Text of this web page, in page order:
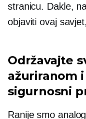
stranicu. Dakle,
objaviti ovaj
Održavajte
ažuriranom
sigurnosni
Ranije smo